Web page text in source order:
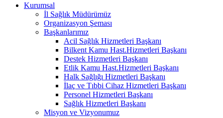
Kurumsal
İl Sağlık Müdürümüz
Organizasyon Şeması
Başkanlarımız
Acil Sağlık Hizmetleri Başkanı
Bilkent Kamu Hast.Hizmetleri Başkanı
Destek Hizmetleri Başkanı
Etlik Kamu Hast.Hizmetleri Başkanı
Halk Sağlığı Hizmetleri Başkanı
İlaç ve Tıbbi Cihaz Hizmetleri Başkanı
Personel Hizmetleri Başkanı
Sağlık Hizmetleri Başkanı
Misyon ve Vizyonumuz